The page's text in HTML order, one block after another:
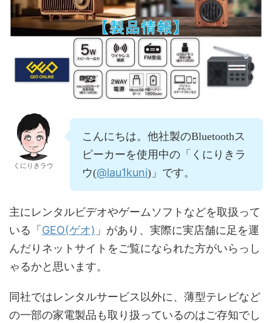
くにりきラウ
こんにちは。他社製のBluetoothス
ピーカーを使用中の「くにりきラ
ウ(@lau1kuni)」です。
主にレンタルビデオやゲームソフトなどを取扱って
いる「 GEO(ゲオ) 」があり、実際に実店舗に足を運
んだりネットサイトをご覧になられた方がいらっし
ゃるかと思います。
同社ではレンタルサービス以外に、薄型テレビなど
の一部の家電製品も取り扱っているのはご存知でし